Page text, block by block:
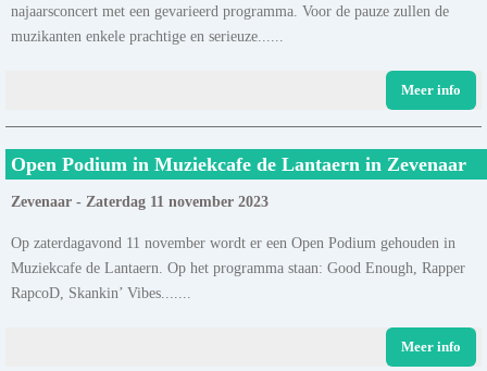
najaarsconcert met een gevarieerd programma. Voor de pauze zullen de
muzikanten enkele prachtige en serieuze......
Meer info
Open Podium in Muziekcafe de Lantaern in Zevenaar
Zevenaar - Zaterdag 11 november 2023
Op zaterdagavond 11 november wordt er een Open Podium gehouden in
Muziekcafe de Lantaern. Op het programma staan: Good Enough, Rapper
RapcoD, Skankin’ Vibes.......
Meer info